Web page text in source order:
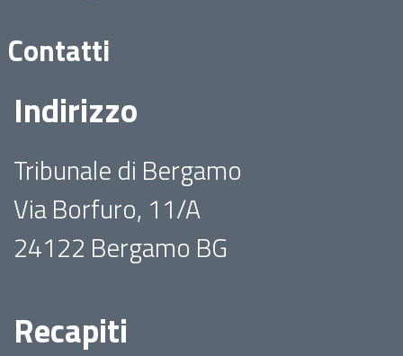
Contatti
Indirizzo
Tribunale di Bergamo
Via Borfuro, 11/A
24122 Bergamo BG
Recapiti